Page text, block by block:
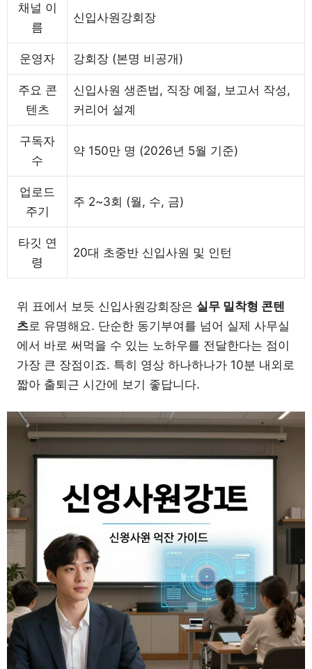
채널 이
름
신입사원강회장
운영자 강회장 (본명 비공개)
주요 콘
텐츠
신입사원 생존법, 직장 예절, 보고서 작성,
커리어 설계
구독자
수
약 150만 명 (2026년 5월 기준)
업로드
주기
주 2~3회 (월, 수, 금)
타깃 연
령
20대 초중반 신입사원 및 인턴
위 표에서 보듯 신입사원강회장은 실무 밀착형 콘텐
츠로 유명해요. 단순한 동기부여를 넘어 실제 사무실
에서 바로 써먹을 수 있는 노하우를 전달한다는 점이
가장 큰 장점이죠. 특히 영상 하나하나가 10분 내외로
짧아 출퇴근 시간에 보기 좋답니다.